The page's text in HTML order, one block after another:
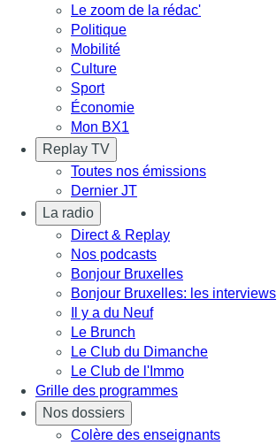
Le zoom de la rédac'
Politique
Mobilité
Culture
Sport
Économie
Mon BX1
Replay TV
Toutes nos émissions
Dernier JT
La radio
Direct & Replay
Nos podcasts
Bonjour Bruxelles
Bonjour Bruxelles: les interviews
Il y a du Neuf
Le Brunch
Le Club du Dimanche
Le Club de l'Immo
Grille des programmes
Nos dossiers
Colère des enseignants